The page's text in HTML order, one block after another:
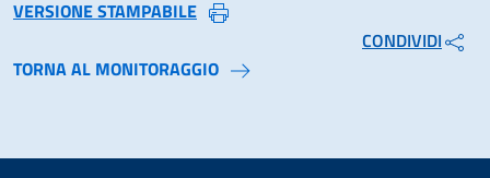
VERSIONE STAMPABILE
CONDIVIDI
TORNA AL MONITORAGGIO